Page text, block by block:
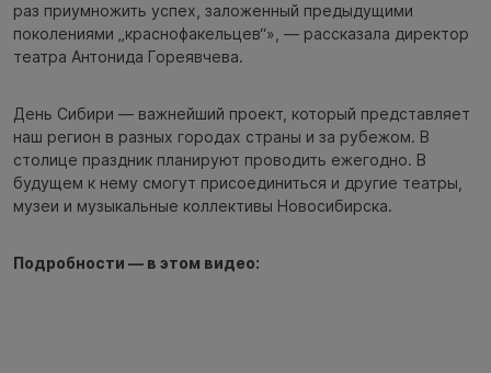
раз приумножить успех, заложенный предыдущими
поколениями „краснофакельцев“», — рассказала директор
театра Антонида Гореявчева.
День Сибири — важнейший проект, который представляет
наш регион в разных городах страны и за рубежом. В
столице праздник планируют проводить ежегодно. В
будущем к нему смогут присоединиться и другие театры,
музеи и музыкальные коллективы Новосибирска.
Подробности — в этом видео: